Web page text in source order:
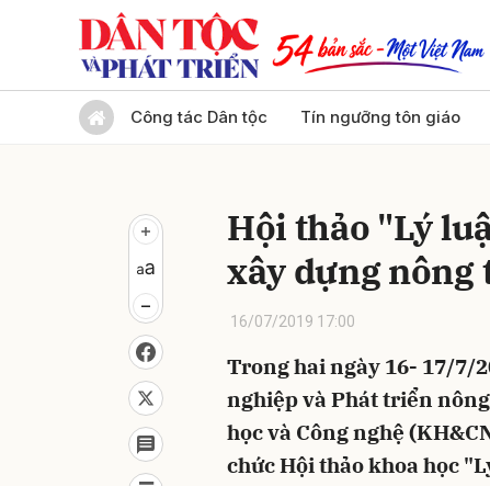
Công tác Dân tộc Tín ngưỡng tôn giáo
Hội thảo "Lý
xây dựng nông
16/07/2019 17:00
Trong hai ngày 16- 17/7/
nghiệp và Phát triển
học và Công nghệ
chức Hội thảo khoa học
Gửi